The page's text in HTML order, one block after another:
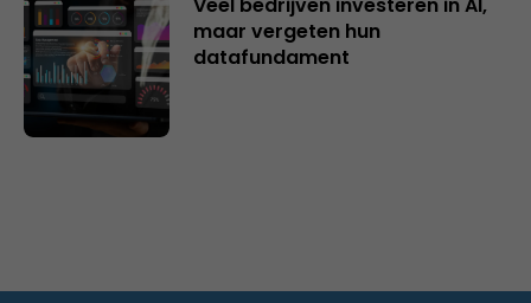
maar vergeten hun
datafundament